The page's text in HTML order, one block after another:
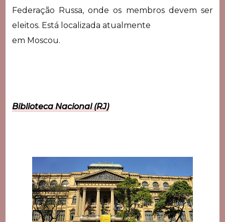
Federação Russa, onde os membros devem ser
eleitos. Está localizada atualmente
em Moscou.
Biblioteca Nacional (RJ)